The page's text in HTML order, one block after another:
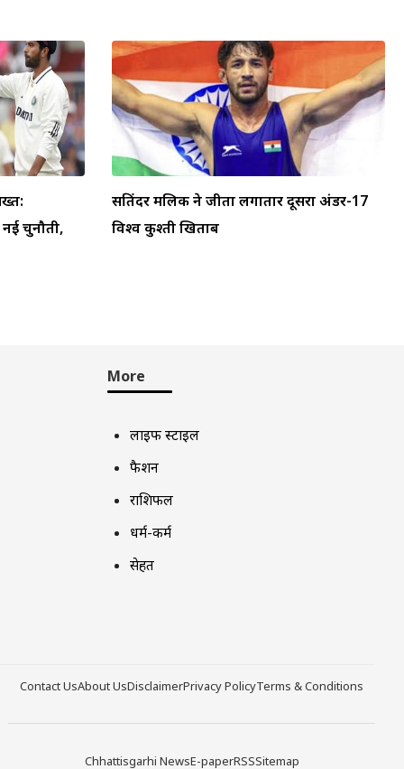
चुनौती,
सतिंदर मलिक ने जीता लगातार दूसरा अंडर-17
विश्व कुश्ती खिताब
More
लाइफ स्टाइल
फैशन
राशिफल
धर्म-कर्म
सेहत
Contact UsAbout UsDisclaimerPrivacy PolicyTerms & Conditions
Chhattisgarhi NewsE-paperRSSSitemap